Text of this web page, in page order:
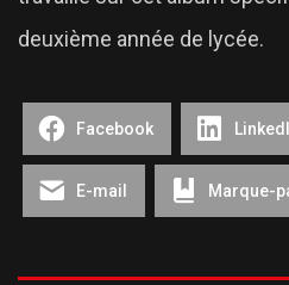
deuxième année de lycée.
Facebook
E-mail Marque-